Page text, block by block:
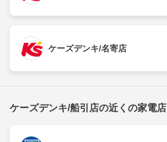
ケーズデンキ/名寄店
ケーズデンキ/船引店の近くの家電店